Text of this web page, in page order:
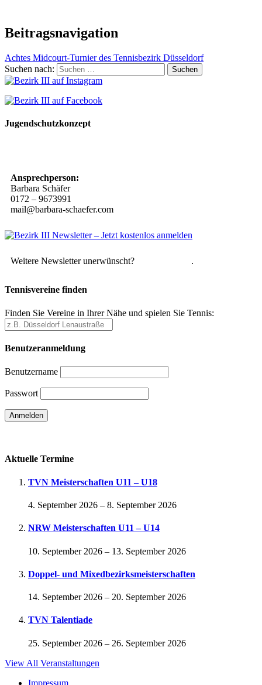
Beitragsnavigation
Achtes Midcourt-Turnier des Tennisbezirk Düsseldorf
Suchen nach:
Jugendschutzkonzept
Ansprechperson:
Barbara Schäfer
0172 – 9673991
mail@barbara-schaefer.com
Weitere Newsletter unerwünscht? .
Tennisvereine finden
Finden Sie Vereine in Ihrer Nähe und spielen Sie Tennis:
Benutzeranmeldung
Benutzername
Passwort
Aktuelle Termine
TVN Meisterschaften U11 – U18
4. September 2026 – 8. September 2026
NRW Meisterschaften U11 – U14
10. September 2026 – 13. September 2026
Doppel- und Mixedbezirksmeisterschaften
14. September 2026 – 20. September 2026
TVN Talentiade
25. September 2026 – 26. September 2026
View All Veranstaltungen
Impressum